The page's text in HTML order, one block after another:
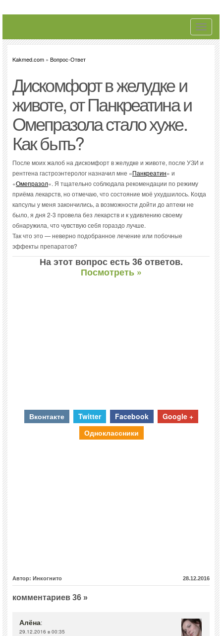
Toggle
Kakmed.com » Вопрос-Ответ
Дискомфорт в желудке и
животе, от Панкреатина и
Омепразола стало хуже.
Как быть?
После моих жалоб на дискомфорт в желудке и животе, после УЗИ и
рентгена гастроэнтеролог назначил мне «Панкреатин» и
«Омепразол«. Я тщательно соблюдала рекомендации по режиму
приёма лекарств, но отмечаю, что состояние моё ухудшилось. Когда
капсулы у меня закончились, а возможности дойти до аптеки не
было, я дня 2-3 провела без лекарств и к удивлению своему
обнаружила, что чувствую себя гораздо лучше.
Так что это — неверно подобранное лечение или побочные
эффекты препаратов?
На этот вопрос есть 36 ответов.
Посмотреть »
Вконтакте Twitter Facebook
Google +
Одноклассники
Автор: Инкогнито 28.12.2016
комментариев 36 »
Алёна:
29.12.2016 в 00:35